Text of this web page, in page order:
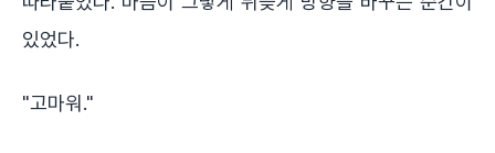
있었다.
"고마워."